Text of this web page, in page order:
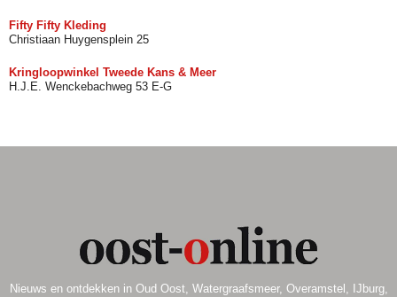
Fifty Fifty Kleding
Christiaan Huygensplein 25
Kringloopwinkel Tweede Kans & Meer
H.J.E. Wenckebachweg 53 E-G
Nieuws en ontdekken in Oud Oost, Watergraafsmeer, Overamstel, IJburg,